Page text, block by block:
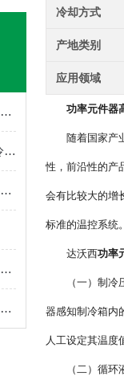
高低温液冷测试机常见故障及维护保养方法
精准控温·多元适配—高低温液冷测试机赋能多领域高质量发展
如何根据功率密度与场景需求选择合适的高低温液冷机？
水冷螺杆大型冷水机组全系统部件协同运行逻辑深度解析
精密冷水机如何进行管路和电源的连接？
冷却方式
产地类别
应用领域
功率元件器
随着国家产
性，前沿性的产
会有比较大的增
标准的温控系统
达沃西功率
（一）制
器感知制冷箱内
人工设定其温度
（二）循